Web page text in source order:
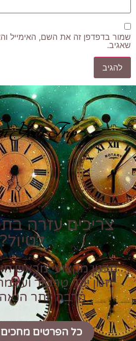
שמור בדפדפן זה את השם, האימייל
שאגיב.
Your Trip
צריכים עזרה
תכנון מקצועי מראש
זמן יקר טרטור
הרבה יותר
כל הפרטים